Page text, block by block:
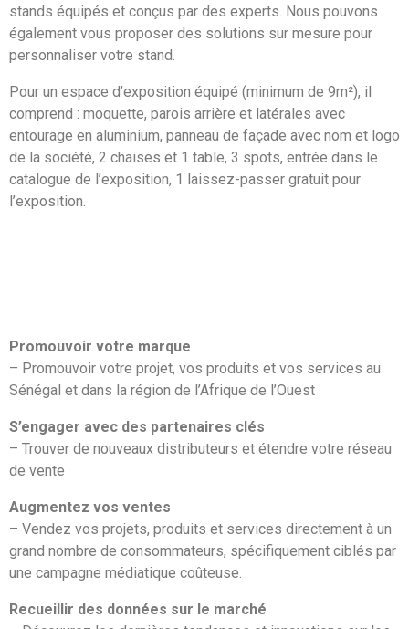
stands équipés et conçus par des experts. Nous pouvons
également vous proposer des solutions sur mesure pour
personnaliser votre stand.
Pour un espace d’exposition équipé (minimum de 9m²), il
comprend : moquette, parois arrière et latérales avec
entourage en aluminium, panneau de façade avec nom et logo
de la société, 2 chaises et 1 table, 3 spots, entrée dans le
catalogue de l’exposition, 1 laissez-passer gratuit pour
l’exposition.
Promouvoir votre marque
– Promouvoir votre projet, vos produits et vos services au
Sénégal et dans la région de l’Afrique de l’Ouest
S’engager avec des partenaires clés
– Trouver de nouveaux distributeurs et étendre votre réseau
de vente
Augmentez vos ventes
– Vendez vos projets, produits et services directement à un
grand nombre de consommateurs, spécifiquement ciblés par
une campagne médiatique coûteuse.
Recueillir des données sur le marché